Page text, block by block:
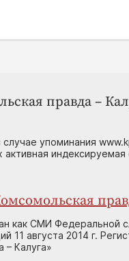
правда –
упоминания
как СМИ Федеральной
11 августа 2014 г.
– Калуга»